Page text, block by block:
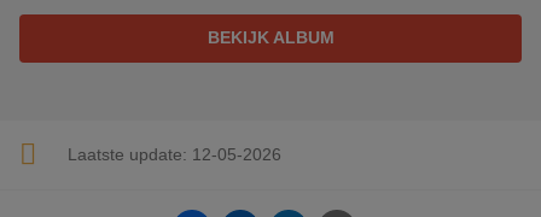
BEKIJK ALBUM
Laatste update: 12-05-2026